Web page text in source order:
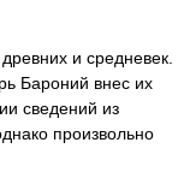
и средневек.
Бароний внес их
сведений из
произвольно